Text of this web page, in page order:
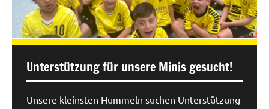
Unterstützung für unsere Minis gesucht!
Unsere kleinsten Hummeln suchen Unterstützung